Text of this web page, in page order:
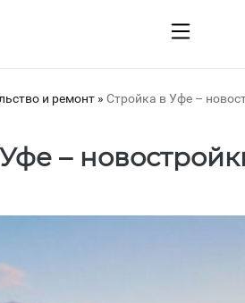
и ремонт » Стройка в Уфе –
–